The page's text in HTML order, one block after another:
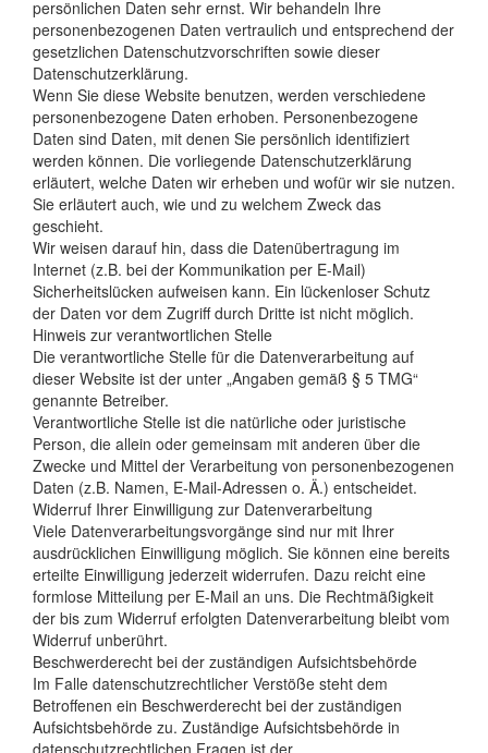
persönlichen Daten sehr ernst. Wir behandeln Ihre
personenbezogenen Daten vertraulich und entsprechend der
gesetzlichen Datenschutzvorschriften sowie dieser
Datenschutzerklärung.
Wenn Sie diese Website benutzen, werden verschiedene
personenbezogene Daten erhoben. Personenbezogene
Daten sind Daten, mit denen Sie persönlich identifiziert
werden können. Die vorliegende Datenschutzerklärung
erläutert, welche Daten wir erheben und wofür wir sie nutzen.
Sie erläutert auch, wie und zu welchem Zweck das
geschieht.
Wir weisen darauf hin, dass die Datenübertragung im
Internet (z.B. bei der Kommunikation per E-Mail)
Sicherheitslücken aufweisen kann. Ein lückenloser Schutz
der Daten vor dem Zugriff durch Dritte ist nicht möglich.
Hinweis zur verantwortlichen Stelle
Die verantwortliche Stelle für die Datenverarbeitung auf
dieser Website ist der unter „Angaben gemäß § 5 TMG“
genannte Betreiber.
Verantwortliche Stelle ist die natürliche oder juristische
Person, die allein oder gemeinsam mit anderen über die
Zwecke und Mittel der Verarbeitung von personenbezogenen
Daten (z.B. Namen, E-Mail-Adressen o. Ä.) entscheidet.
Widerruf Ihrer Einwilligung zur Datenverarbeitung
Viele Datenverarbeitungsvorgänge sind nur mit Ihrer
ausdrücklichen Einwilligung möglich. Sie können eine bereits
erteilte Einwilligung jederzeit widerrufen. Dazu reicht eine
formlose Mitteilung per E-Mail an uns. Die Rechtmäßigkeit
der bis zum Widerruf erfolgten Datenverarbeitung bleibt vom
Widerruf unberührt.
Beschwerderecht bei der zuständigen Aufsichtsbehörde
Im Falle datenschutzrechtlicher Verstöße steht dem
Betroffenen ein Beschwerderecht bei der zuständigen
Aufsichtsbehörde zu. Zuständige Aufsichtsbehörde in
datenschutzrechtlichen Fragen ist der